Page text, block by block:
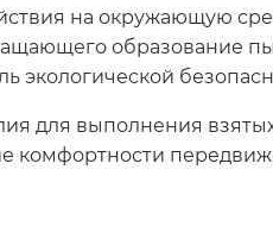
на окружающую
образование
для выполнения
комфортности